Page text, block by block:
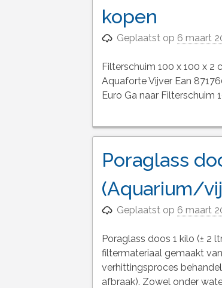
kopen
Geplaatst op 6 maart
Filterschuim 100 x 100 x 2
Aquaforte Vijver Ean
Euro Ga naar Filterschuim
Poraglass
(Aquarium/
Geplaatst op 6 maart
Poraglass doos 1 kilo (± 2
filtermateriaal gemaakt
verhittingsproces
afbraak). Zowel onder